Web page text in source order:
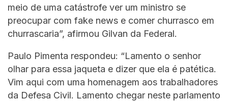
meio de uma catástrofe ver um ministro se
preocupar com fake news e comer churrasco em
churrascaria”, afirmou Gilvan da Federal.
Paulo Pimenta respondeu: “Lamento o senhor
olhar para essa jaqueta e dizer que ela é patética.
Vim aqui com uma homenagem aos trabalhadores
da Defesa Civil. Lamento chegar neste parlamento